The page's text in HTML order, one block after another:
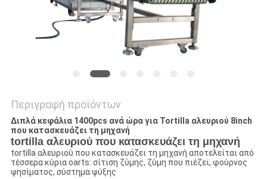
Περιγραφή προϊόντων
Διπλά κεφάλια 1400pcs ανά ώρα για Tortilla αλευριού 8inch
που κατασκευάζει τη μηχανή
tortilla αλευριού που κατασκευάζει τη μηχανή
tortilla αλευριού που κατασκευάζει τη μηχανή αποτελείται από
τέσσερα κύρια oarts: σίτιση ζύμης, ζύμη που πιέζει, φούρνος
ψησίματος, σύστημα ψύξης